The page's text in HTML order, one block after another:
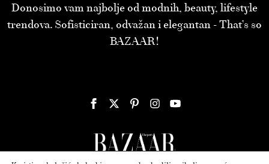
Donosimo vam najbolje od modnih, beauty, lifestyle
trendova. Sofisticiran, odvažan i elegantan - That’s so
BAZAAR!